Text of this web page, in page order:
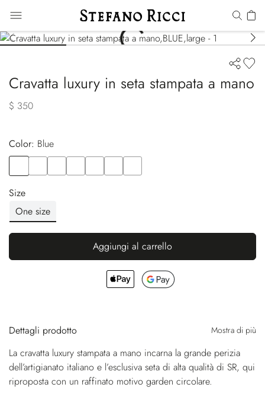
Cravatta luxury in seta stampata a mano
$ 350
Color:
blue
Size
One size
Aggiungi al carrello
Dettagli prodotto Mostra di più
La cravatta luxury stampata a mano incarna la grande perizia
dell’artigianato italiano e l’esclusiva seta di alta qualità di SR, qui
riproposta con un raffinato motivo garden circolare.